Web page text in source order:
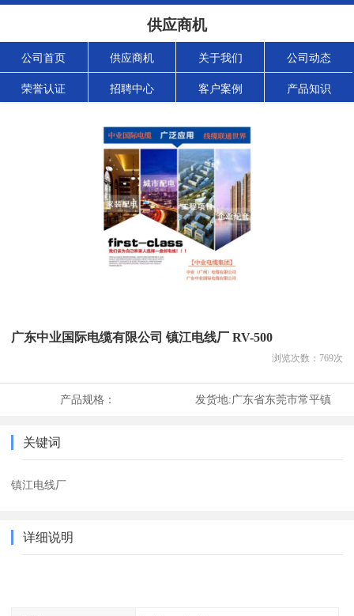
供应商机
公司首页 供应商机 关于我们 公司动态
荣誉认证 招聘中心 客户案例 产品知识
广东中业国际电缆有限公司 镇江电线厂 RV-500
浏览次数： 769次
产品规格： 发货地:广东省东莞市常平镇
关键词
镇江电线厂
详细说明